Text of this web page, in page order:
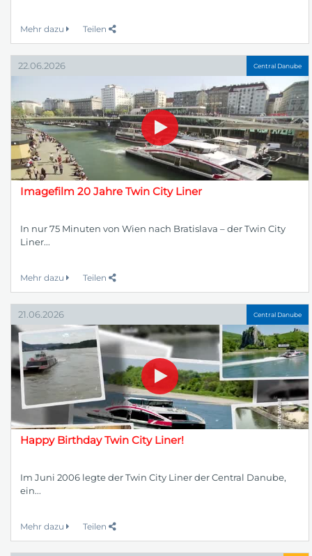
Mehr dazu Teilen
22.06.2026 Central Danube
Imagefilm 20 Jahre Twin City Liner
In nur 75 Minuten von Wien nach Bratislava – der Twin City
Liner...
Mehr dazu Teilen
21.06.2026 Central Danube
Happy Birthday Twin City Liner!
Im Juni 2006 legte der Twin City Liner der Central Danube,
ein...
Mehr dazu Teilen